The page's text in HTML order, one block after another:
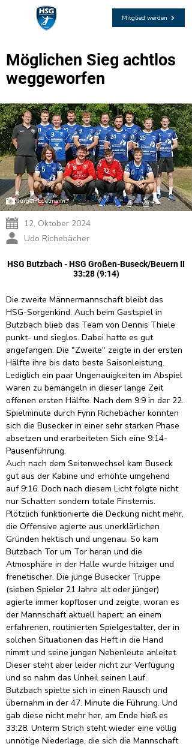
Mitglied werden
Möglichen Sieg achtlos
weggeworfen
Jürgen Edelmann
12. Oktober 2024
Udo Richebächer
HSG Butzbach - HSG Großen-Buseck/Beuern II
33:28 (9:14)
Die zweite Männermannschaft bleibt das
HSG-Sorgenkind. Auch beim Gastspiel in
Butzbach blieb das Team von Dennis Thiele
punkt- und sieglos. Dabei hatte es gut
angefangen. Die "Zweite" zeigte in der ersten
Hälfte ihre bis dato beste Saisonleistung.
Lediglich ein paar Ungenauigkeiten im Abspiel
waren zu bemängeln in dieser lange Zeit
offenen ersten Hälfte. Nach dem 9:9 in der 22.
Spielminute durch Fynn Richebächer konnten
sich die Busecker in einer sehr starken Phase
absetzen und erarbeiteten Sich eine 9:14-
Pausenführung.
Auch nach dem Seitenwechsel kam Buseck
gut aus der Kabine und erhöhte umgehend
auf 9:16. Doch nach diesem Licht folgte nicht
nur Schatten sondern totale Finsternis.
Plötzlich funktionierte die Deckung nicht mehr,
die Offensive agierte aus unerklärlichen
Gründen hektisch und ungenau. So kam
Butzbach Tor um Tor heran und die
Atmosphäre in der Halle wurde hitziger und
frenetischer. Die junge Busecker Truppe
(sieben Spieler 21 Jahre alt oder jünger)
agierte immer kopfloser und zeigte, woran es
der Mannschaft aktuell hapert: an einem
erfahrenen, routinierten Spielgestalter, der in
solchen Situationen das Heft in die Hand
nimmt und seine jungen Nebenleute anleitet.
Dieser steht aber leider nicht zur Verfügung
und so nahm das Unheil seinen Lauf.
Butzbach spielte sich in einen Rausch und
übernahm in der 47. Minute die Führung. Und
gab diese nicht mehr her, am Ende hieß es
33:28. Unterm Strich steht wieder eine völlig
unnötige Niederlage, die sich die Mannschaft